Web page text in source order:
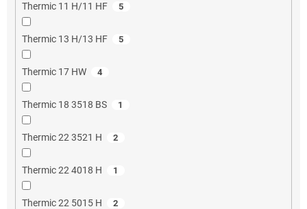
Thermic 11 H/11 HF 5
Thermic 13 H/13 HF 5
Thermic 17 HW 4
Thermic 18 3518 BS 1
Thermic 22 3521 H 2
Thermic 22 4018 H 1
Thermic 22 5015 H 2